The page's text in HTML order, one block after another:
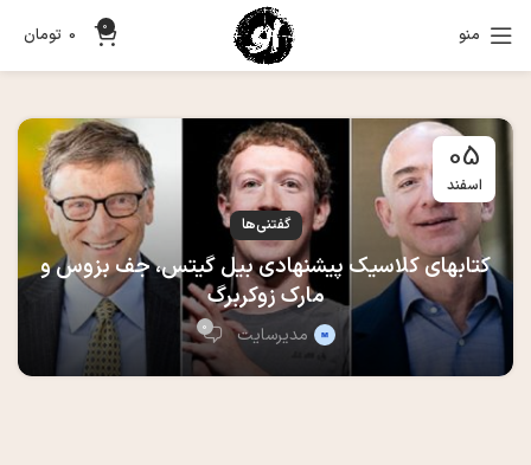
منو 0
0 تومان
05
اسفند
گفتنی‌ها
کتابهای کلاسیک پیشنهادی بیل گیتس، جف بزوس و
مارک زوکربرگ
مدیرسایت 0